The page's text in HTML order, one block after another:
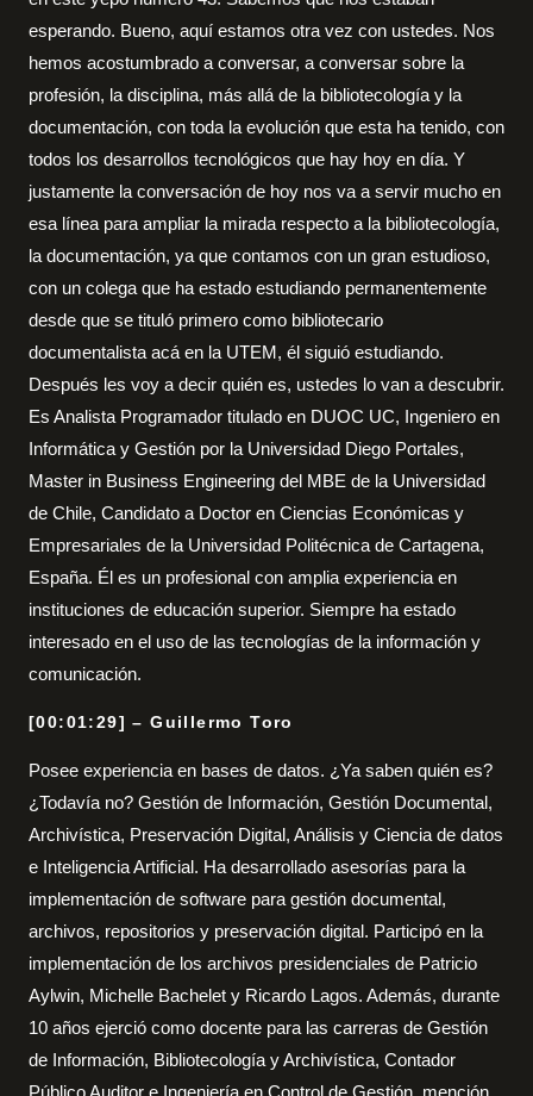
esperando. Bueno, aquí estamos otra vez con ustedes. Nos
hemos acostumbrado a conversar, a conversar sobre la
profesión, la disciplina, más allá de la bibliotecología y la
documentación, con toda la evolución que esta ha tenido, con
todos los desarrollos tecnológicos que hay hoy en día. Y
justamente la conversación de hoy nos va a servir mucho en
esa línea para ampliar la mirada respecto a la bibliotecología,
la documentación, ya que contamos con un gran estudioso,
con un colega que ha estado estudiando permanentemente
desde que se tituló primero como bibliotecario
documentalista acá en la UTEM, él siguió estudiando.
Después les voy a decir quién es, ustedes lo van a descubrir.
Es Analista Programador titulado en DUOC UC, Ingeniero en
Informática y Gestión por la Universidad Diego Portales,
Master in Business Engineering del MBE de la Universidad
de Chile, Candidato a Doctor en Ciencias Económicas y
Empresariales de la Universidad Politécnica de Cartagena,
España. Él es un profesional con amplia experiencia en
instituciones de educación superior. Siempre ha estado
interesado en el uso de las tecnologías de la información y
comunicación.
[00:01:29] – Guillermo Toro
Posee experiencia en bases de datos. ¿Ya saben quién es?
¿Todavía no? Gestión de Información, Gestión Documental,
Archivística, Preservación Digital, Análisis y Ciencia de datos
e Inteligencia Artificial. Ha desarrollado asesorías para la
implementación de software para gestión documental,
archivos, repositorios y preservación digital. Participó en la
implementación de los archivos presidenciales de Patricio
Aylwin, Michelle Bachelet y Ricardo Lagos. Además, durante
10 años ejerció como docente para las carreras de Gestión
de Información, Bibliotecología y Archivística, Contador
Público Auditor e Ingeniería en Control de Gestión, mención